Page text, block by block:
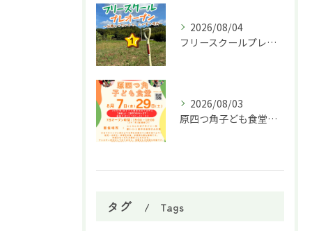
2026/08/04
フリースクールプレオープン①
2026/08/03
原四つ角子ども食堂を8月は２回実施します！
タグ Tags